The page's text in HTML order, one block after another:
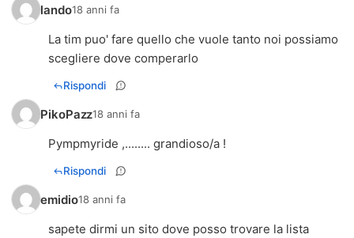
lando18 anni fa
La tim puo' fare quello che vuole tanto noi possiamo
scegliere dove comperarlo
Rispondi
PikoPazz18 anni fa
Pympmyride ,........ grandioso/a !
Rispondi
emidio18 anni fa
sapete dirmi un sito dove posso trovare la lista